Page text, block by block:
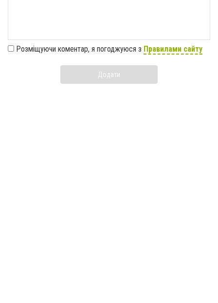
Розміщуючи коментар, я погоджуюся з Правилами сайту
Додати